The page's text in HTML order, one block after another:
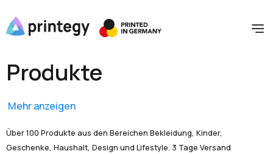
Produkte
Mehr anzeigen
Über 100 Produkte aus den Bereichen Bekleidung, Kinder,
Geschenke, Haushalt, Design und Lifestyle. 3 Tage Versand